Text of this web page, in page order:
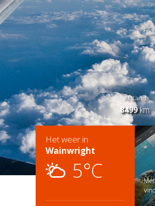
Afstand
8499km
Het weer in
Wainwright
5°C